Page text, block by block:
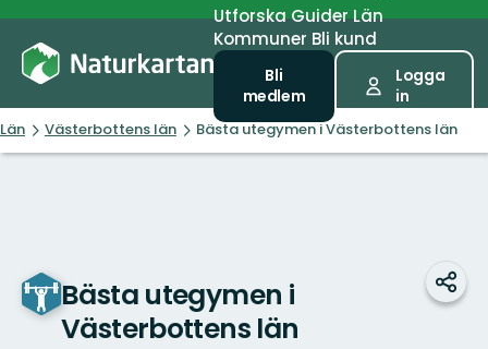
UtforskaGuiderLän
Kommuner Bli kund
Bli
medlem
Logga
in
Län Västerbottens län Bästa utegymen i Västerbottens län
Bästa utegymen i
Västerbottens län
Dela